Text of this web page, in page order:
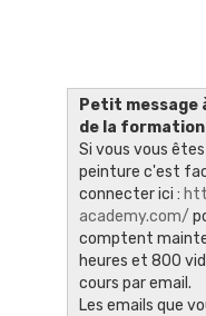
Petit message
de la formation
Si vous vous
peinture c'est
connecter ici :
academy.com/
comptent
heures et 800
cours par email.
Les emails que